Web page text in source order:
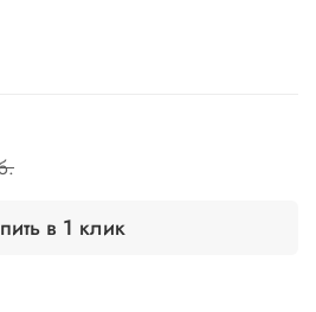
в 1 клик